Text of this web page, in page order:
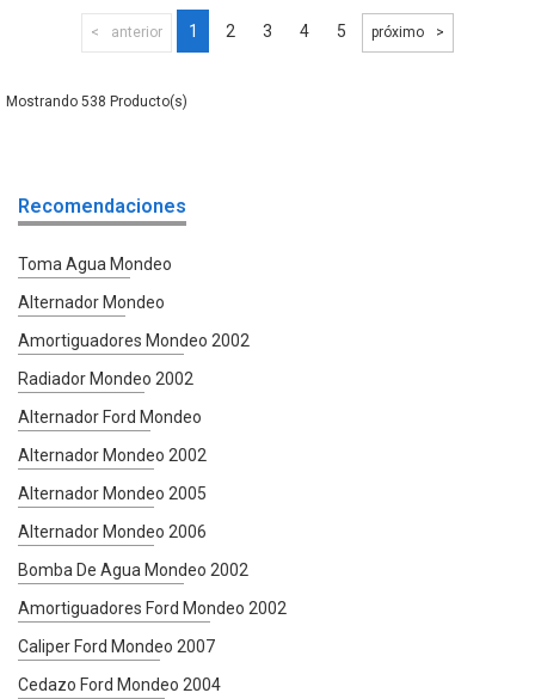
anterior 1 2 3 4 5 próximo
538
Recomendaciones
Toma Agua Mondeo
Alternador Mondeo
Amortiguadores Mondeo 2002
Radiador Mondeo 2002
Alternador Ford Mondeo
Alternador Mondeo 2002
Alternador Mondeo 2005
Alternador Mondeo 2006
Bomba De Agua Mondeo 2002
Amortiguadores Ford Mondeo 2002
Caliper Ford Mondeo 2007
Cedazo Ford Mondeo 2004